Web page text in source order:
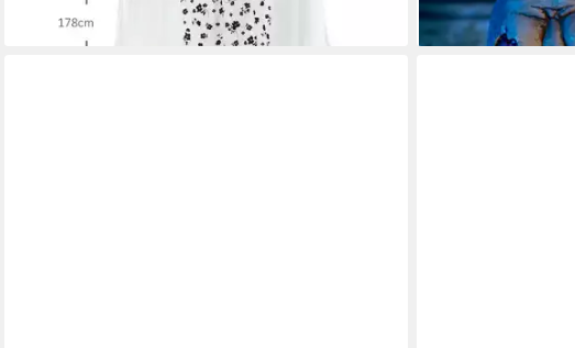
lieferbar - in 2-3 Werktagen bei dir